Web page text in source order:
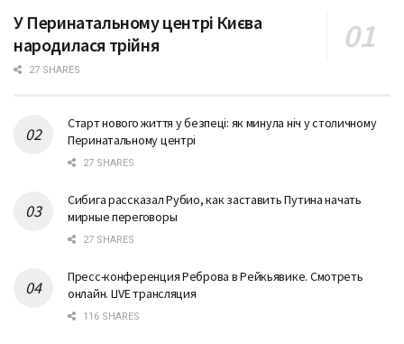
У Перинатальному центрі Києва
народилася трійня
27 SHARES
Старт нового життя у безпеці: як минула ніч у столичному
Перинатальному центрі
27 SHARES
Сибига рассказал Рубио, как заставить Путина начать
мирные переговоры
27 SHARES
Пресс-конференция Реброва в Рейкьявике. Смотреть
онлайн. LIVE трансляция
116 SHARES